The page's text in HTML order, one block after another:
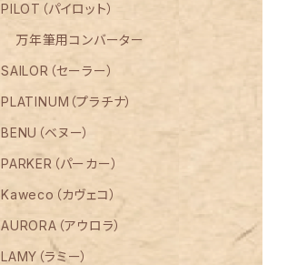
PILOT（パイロット）
万年筆用コンバーター
SAILOR（セーラー）
PLATINUM（プラチナ）
BENU（ベヌー）
PARKER（パーカー）
Kaweco（カヴェコ）
AURORA（アウロラ）
LAMY（ラミー）